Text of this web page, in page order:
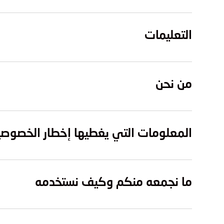
التعليمات
من نحن
المعلومات التي يغطيها إخطار
ما نجمعه منكم وكيف نستخدمه